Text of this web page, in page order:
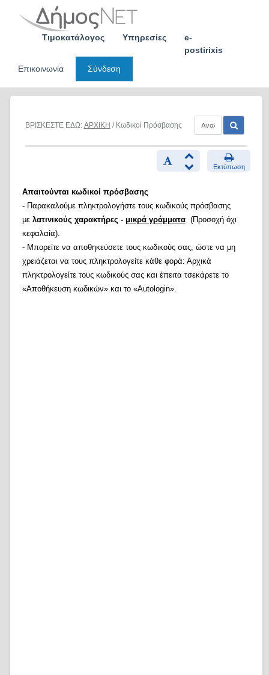
Τιμοκατάλογος Υπηρεσίες
e-
postirixis
Επικοινωνία
Σύνδεση
ΒΡΙΣΚΕΣΤΕ ΕΔΩ: ΑΡΧΙΚΗ / Κωδικοί Πρόσβασης
Εκτύπωση
Απαιτούνται κωδικοί πρόσβασης
- Παρακαλούμε πληκτρολογήστε τους κωδικούς πρόσβασης
με λατινικούς χαρακτήρες - μικρά γράμματα(Προσοχή όχι
κεφαλαία).
- Μπορείτε να αποθηκεύσετε τους κωδικούς σας, ώστε να μη
χρειάζεται να τους πληκτρολογείτε κάθε φορά: Αρχικά
πληκτρολογείτε τους κωδικούς σας και έπειτα τσεκάρετε το
«Αποθήκευση κωδικών» και το «Autologin».